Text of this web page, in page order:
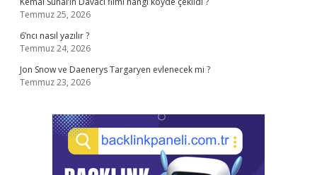
Temmuz 25, 2026
6’ncı nasıl yazılır ?
Temmuz 24, 2026
Jon Snow ve Daenerys Targaryen evlenecek mi ?
Temmuz 23, 2026